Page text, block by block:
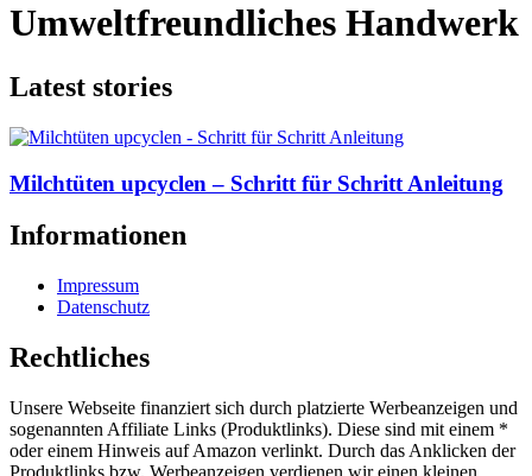
Umweltfreundliches Handwerk
Latest stories
Milchtüten upcyclen – Schritt für Schritt Anleitung
Informationen
Impressum
Datenschutz
Rechtliches
Unsere Webseite finanziert sich durch platzierte Werbeanzeigen und
sogenannten Affiliate Links (Produktlinks). Diese sind mit einem *
oder einem Hinweis auf Amazon verlinkt. Durch das Anklicken der